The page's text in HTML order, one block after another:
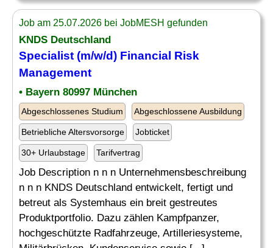
Job am 25.07.2026 bei JobMESH gefunden
KNDS Deutschland
Specialist (m/w/d) Financial Risk
Management
• Bayern 80997 München
Abgeschlossenes Studium Abgeschlossene Ausbildung
Betriebliche Altersvorsorge Jobticket
30+ Urlaubstage Tarifvertrag
Job Description n n n Unternehmensbeschreibung
n n n KNDS Deutschland entwickelt, fertigt und
betreut als Systemhaus ein breit gestreutes
Produktportfolio. Dazu zählen Kampfpanzer,
hochgeschützte Radfahrzeuge, Artilleriesysteme,